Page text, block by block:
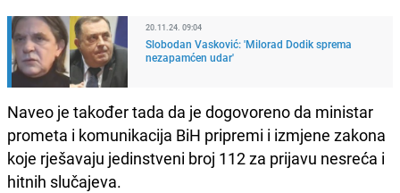
20.11.24. 09:04
Slobodan Vasković: 'Milorad Dodik sprema
nezapamćen udar'
Naveo je također tada da je dogovoreno da ministar
prometa i komunikacija BiH pripremi i izmjene zakona
koje rješavaju jedinstveni broj 112 za prijavu nesreća i
hitnih slučajeva.